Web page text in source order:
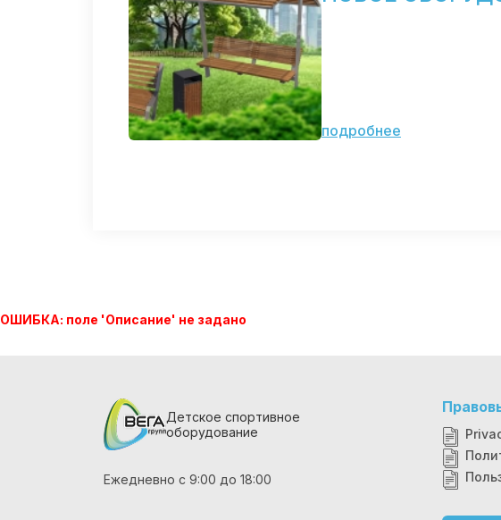
подробнее
ОШИБКА: поле 'Описание' не задано
Детское спортивное
оборудование
Ежедневно с 9:00 до 18:00